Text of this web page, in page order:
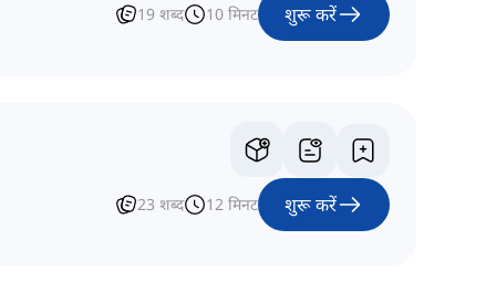
19 शब्द 10 मिनट शुरू करें
23 शब्द 12 मिनट शुरू करें